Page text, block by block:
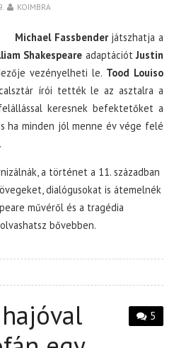
KOIMBRA
Michael Fassbenderjátszhatja a
Shakespeare adaptációt Justin
vezényelheti le. Tood Louiso
írói tették le az asztalra a
keresnek befektetőket a
ha minden jól menne év vége felé
a történet a 11. században
dialógusokat is átemelnék
művéről és a tragédia
olvashatsz bővebben.
5